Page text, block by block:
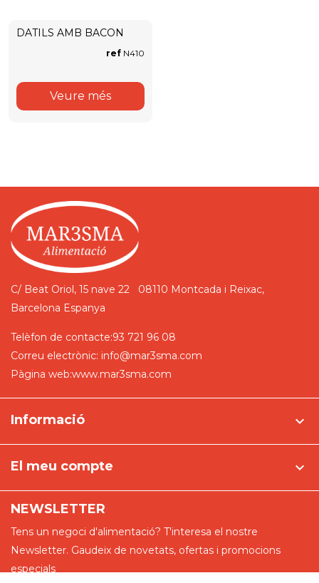
DATILS AMB BACON
ref N410
Veure més
C/ Beat Oriol, 15 nave 22
08110 Montcada i Reixac,
Barcelona Espanya
Telèfon de contacte:93 721 96 08
Correu electrònic: info@mar3sma.com
Pàgina web:www.mar3sma.com
Informació 
El meu compte 
NEWSLETTER
Tens un negoci d'alimentació? T'interesa el nostre
Newsletter. Gaudeix de novetats, ofertas i promocions
especials